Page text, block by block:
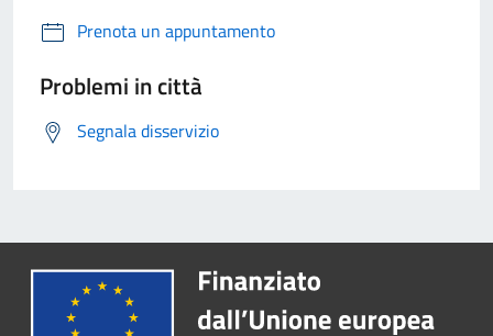
Prenota un appuntamento
Problemi in città
Segnala disservizio